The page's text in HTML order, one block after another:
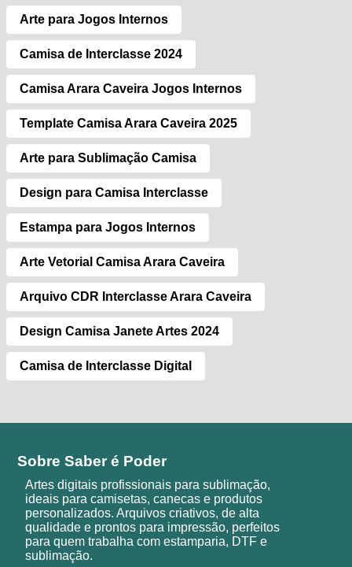
Arte para Jogos Internos
Camisa de Interclasse 2024
Camisa Arara Caveira Jogos Internos
Template Camisa Arara Caveira 2025
Arte para Sublimação Camisa
Design para Camisa Interclasse
Estampa para Jogos Internos
Arte Vetorial Camisa Arara Caveira
Arquivo CDR Interclasse Arara Caveira
Design Camisa Janete Artes 2024
Camisa de Interclasse Digital
Sobre Saber é Poder
Artes digitais profissionais para sublimação,
ideais para camisetas, canecas e produtos
personalizados. Arquivos criativos, de alta
qualidade e prontos para impressão, perfeitos
para quem trabalha com estamparia, DTF e
sublimação.